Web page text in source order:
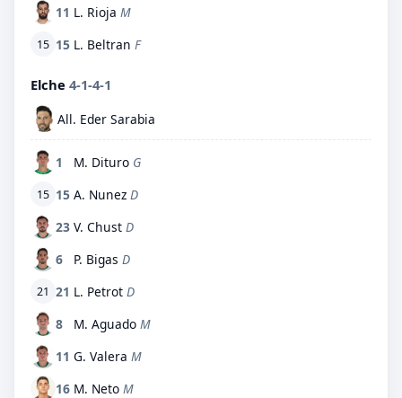
11 L. Rioja M
15 15 L. Beltran F
Elche 4-1-4-1
All. Eder Sarabia
1 M. Dituro G
15 15 A. Nunez D
23 V. Chust D
6
P. Bigas D
21 21 L. Petrot D
8
M. Aguado M
11 G. Valera M
16 M. Neto M